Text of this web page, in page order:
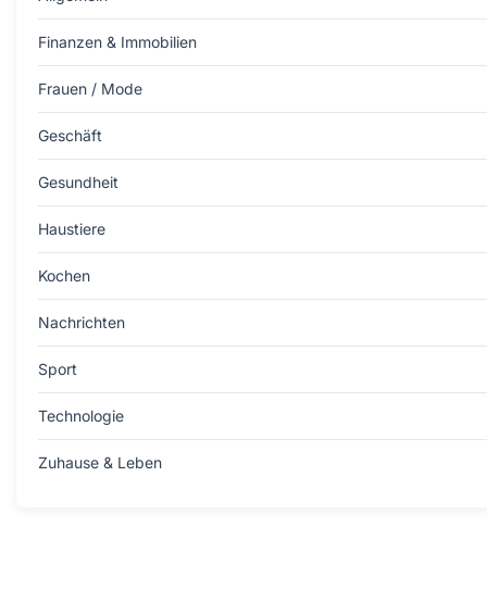
Finanzen & Immobilien
Frauen / Mode
Geschäft
Gesundheit
Haustiere
Kochen
Nachrichten
Sport
Technologie
Zuhause & Leben